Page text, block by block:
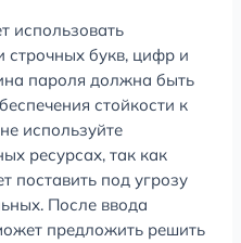
использовать
букв, цифр и
пароля должна быть
стойкости к
используйте
ресурсах, так как
поставить под угрозу
После ввода
предложить решить